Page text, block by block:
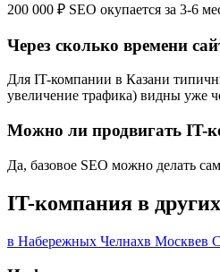
200 000 ₽ SEO окупается за 3-6
Через сколько времени
Для IT-компании в Казани
увеличение трафика) видны уже
Можно ли продвигать IT-
Да, базовое SEO можно делать
IT-компания в
в Набережных Челнахв Москвев